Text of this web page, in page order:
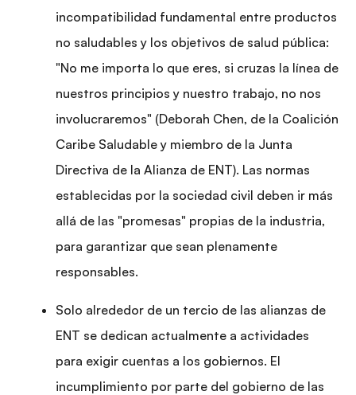
incompatibilidad fundamental entre productos
no saludables y los objetivos de salud pública:
"No me importa lo que eres, si cruzas la línea de
nuestros principios y nuestro trabajo, no nos
involucraremos" (Deborah Chen, de la Coalición
Caribe Saludable y miembro de la Junta
Directiva de la Alianza de ENT). Las normas
establecidas por la sociedad civil deben ir más
allá de las "promesas" propias de la industria,
para garantizar que sean plenamente
responsables.
Solo alrededor de un tercio de las alianzas de
ENT se dedican actualmente a actividades
para exigir cuentas a los gobiernos. El
incumplimiento por parte del gobierno de las